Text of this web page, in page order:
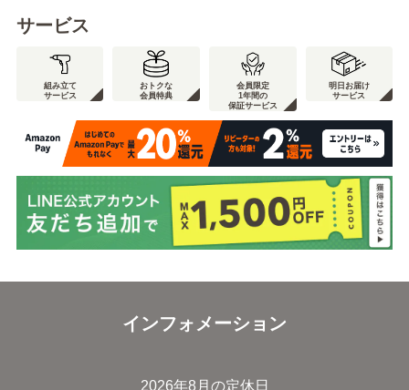
サービス
組み立て
サービス
おトクな
会員特典
会員限定
1年間の
保証サービス
明日お届け
サービス
インフォメーション
2026年8月の定休日